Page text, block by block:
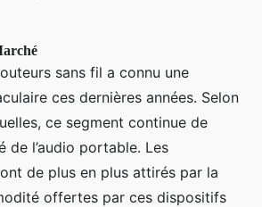
sans fil a connu une
ces dernières années. Selon
ce segment continue de
de l’audio portable. Les
de plus en plus attirés par la
offertes par ces dispositifs